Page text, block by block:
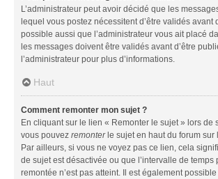
L’administrateur peut avoir décidé que les
lequel vous postez nécessitent d’être validés avant
possible aussi que l’administrateur vous ait placé
les messages doivent être validés avant d’être
l’administrateur pour plus d’informations.
Haut
Comment remonter mon sujet ?
En cliquant sur le lien « Remonter le sujet » lors de
vous pouvez remonterle sujet en haut du forum sur
Par ailleurs, si vous ne voyez pas ce lien, cela
de sujet est désactivée ou que l’intervalle de temps
remontée n’est pas atteint. Il est également